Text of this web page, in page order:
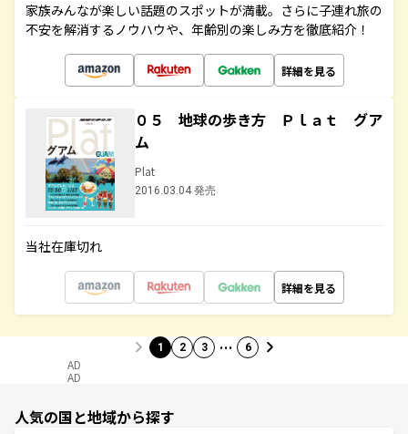
家族みんなが楽しい話題のスポットが満載。さらに子連れ旅の
不安を解消するノウハウや、年齢別の楽しみ方を徹底紹介！
詳細を見る
０５ 地球の歩き方 Ｐｌａｔ グア
ム
Plat
2016.03.04 発売
当社在庫切れ
詳細を見る
1 2 3 … 6
AD
AD
人気の国と地域から探す